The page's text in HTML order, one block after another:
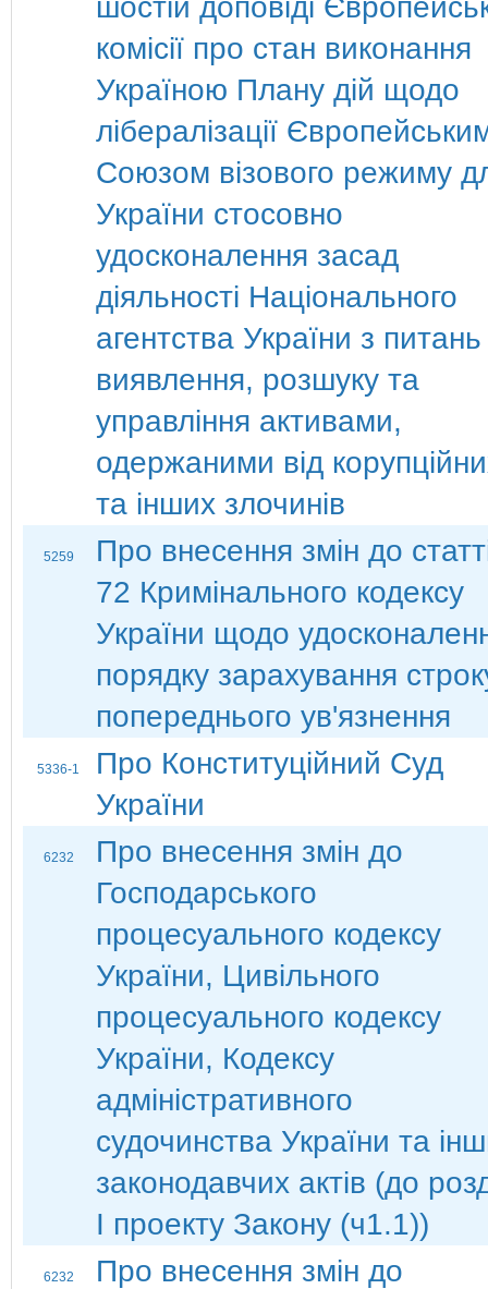
шостій доповіді
комісії про стан виконання
Україною Плану дій щодо
лібералізації
Союзом візового режиму
України стосовно
удосконалення засад
діяльності Національного
агентства України з питань
виявлення, розшуку та
управління активами,
одержаними від
та інших злочинів
5259
Про внесення змін до
72 Кримінального кодексу
України щодо
порядку зарахування
попереднього ув'язнення
5336-1
Про Конституційний Суд
України
6232
Про внесення змін до
Господарського
процесуального кодексу
України, Цивільного
процесуального кодексу
України, Кодексу
адміністративного
судочинства України та
законодавчих актів (до
І проекту Закону (ч1.1))
6232
Про внесення змін до